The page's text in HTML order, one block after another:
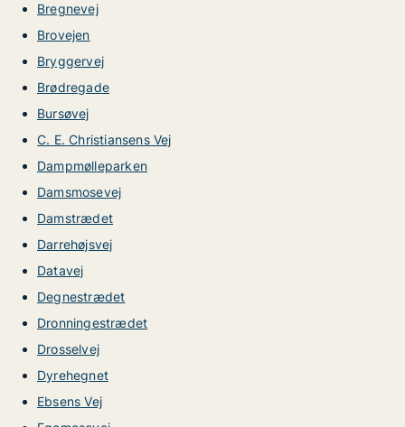
Bregnevej
Brovejen
Bryggervej
Brødregade
Bursøvej
C. E. Christiansens Vej
Dampmølleparken
Damsmosevej
Damstrædet
Darrehøjsvej
Datavej
Degnestrædet
Dronningestrædet
Drosselvej
Dyrehegnet
Ebsens Vej